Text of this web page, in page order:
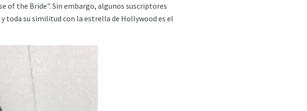
of the Bride". Sin embargo, algunos suscriptores
toda su similitud con la estrella de Hollywood es el